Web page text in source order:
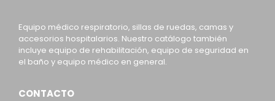
Equipo médico respiratorio, sillas de ruedas, camas y
accesorios hospitalarios. Nuestro catálogo también
incluye equipo de rehabilitación, equipo de seguridad en
el baño y equipo médico en general.
CONTACTO